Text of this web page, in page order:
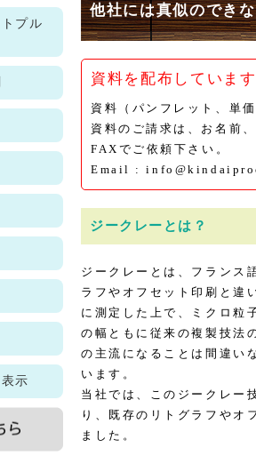
プル
示
他社には真似のでき
資料を配布しています
資料（パンフレット、単
資料のご請求は、お名前
FAXでご依頼下さい。
Email :
ジークレーとは？
ジークレーとは、フランス
ラフやオフセット印刷と違
に測定した上で、ミクロ粒
の幅ともに従来の複製技法
の主流になることは間違い
います。
当社では、このジークレー
り、既存のリトグラフやオ
ました。